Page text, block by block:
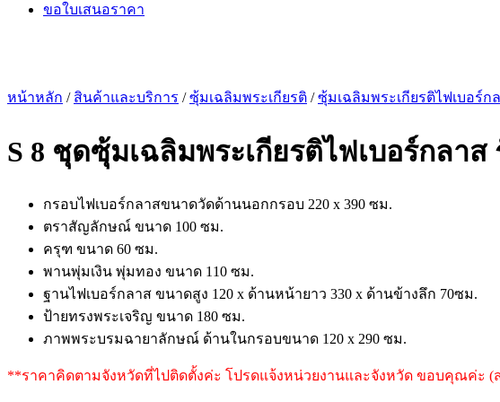
ขอใบเสนอราคา
หน้าหลัก / สินค้าและบริการ /ซุ้มเฉลิมพระเกียรติ /ซุ้มเฉลิมพระเกียรติไฟเบอร์ก
S 8 ชุดซุ้มเฉลิมพระเกียรติไฟเบอร์กลา
กรอบไฟเบอร์กลาสขนาดวัดด้านนอกกรอบ 220 x 390 ซม.
ตราสัญลักษณ์ ขนาด 100 ซม.
ครุฑ ขนาด 60 ซม.
พานพุ่มเงิน พุ่มทอง ขนาด 110 ซม.
ฐานไฟเบอร์กลาส ขนาดสูง 120 x ด้านหน้ายาว 330 x ด้านข้างลึก 70ซม.
ป้ายทรงพระเจริญ ขนาด 180 ซม.
ภาพพระบรมฉายาลักษณ์ ด้านในกรอบขนาด 120 x 290 ซม.
**ราคาคิดตามจังหวัดที่ไปติดตั้งค่ะ โปรดแจ้งหน่วยงานและจังหวัด ขอบคุณค่ะ